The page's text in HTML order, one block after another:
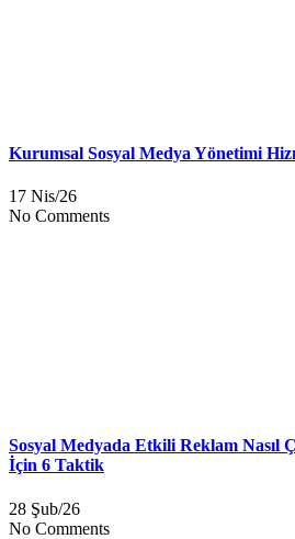
Kurumsal Sosyal Medya Yönetimi
17 Nis/26
No Comments
Sosyal Medyada Etkili Reklam Nasıl
İçin 6 Taktik
28 Şub/26
No Comments